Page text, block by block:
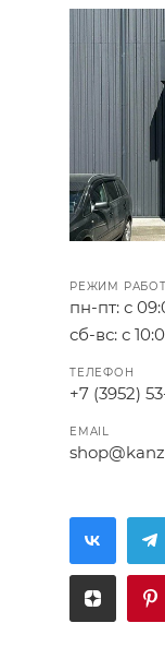
РЕЖИМ
пн-пт: с
сб-вс: с
ТЕЛЕФОН
+7 (3952)
EMAIL